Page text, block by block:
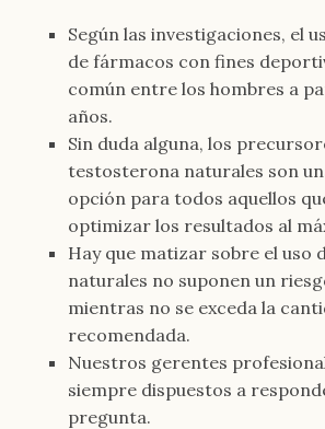
Según las investigaciones, el
de fármacos con fines
común entre los hombres a
años.
Sin duda alguna, los
testosterona naturales son
opción para todos aquellos
optimizar los resultados al
Hay que matizar sobre el uso
naturales no suponen un
mientras no se exceda la
recomendada.
Nuestros gerentes
siempre dispuestos a
pregunta.